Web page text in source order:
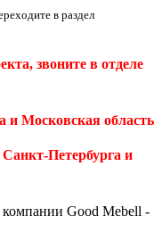
в раздел
звоните в отделе
и Московская область
Петербурга и
компании Good Mebell -